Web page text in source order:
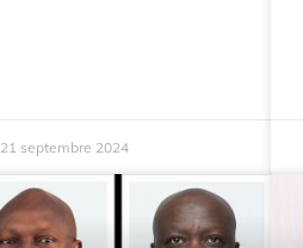
21 septembre 2024